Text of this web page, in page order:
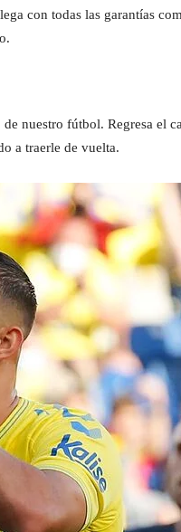
con todas las garantías
nuestro fútbol. Regresa el
a traerle de vuelta.